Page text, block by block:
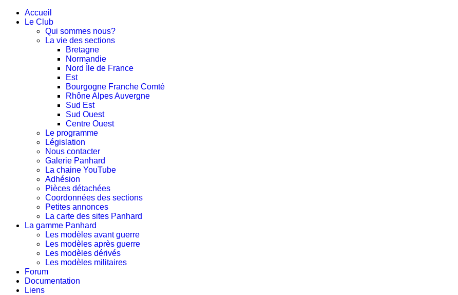
Accueil
Le Club
Qui sommes nous?
La vie des sections
Bretagne
Normandie
Nord Île de France
Est
Bourgogne Franche Comté
Rhône Alpes Auvergne
Sud Est
Sud Ouest
Centre Ouest
Le programme
Législation
Nous contacter
Galerie Panhard
La chaine YouTube
Adhésion
Pièces détachées
Coordonnées des sections
Petites annonces
La carte des sites Panhard
La gamme Panhard
Les modèles avant guerre
Les modèles après guerre
Les modèles dérivés
Les modèles militaires
Forum
Documentation
Liens